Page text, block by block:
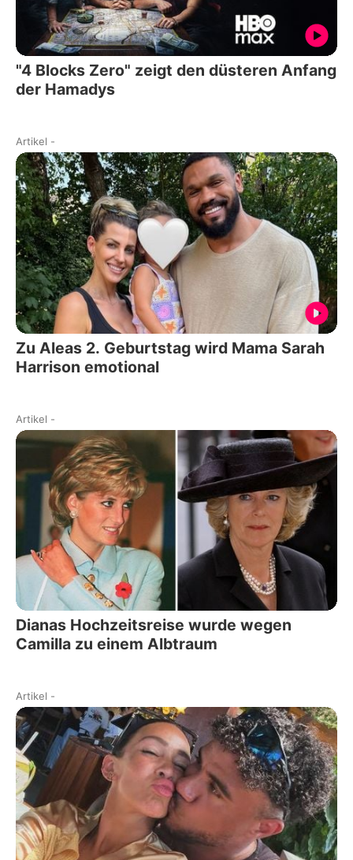
"4 Blocks Zero" zeigt den düsteren Anfang
der Hamadys
Artikel -
Zu Aleas 2. Geburtstag wird Mama Sarah
Harrison emotional
Artikel -
Dianas Hochzeitsreise wurde wegen
Camilla zu einem Albtraum
Artikel -